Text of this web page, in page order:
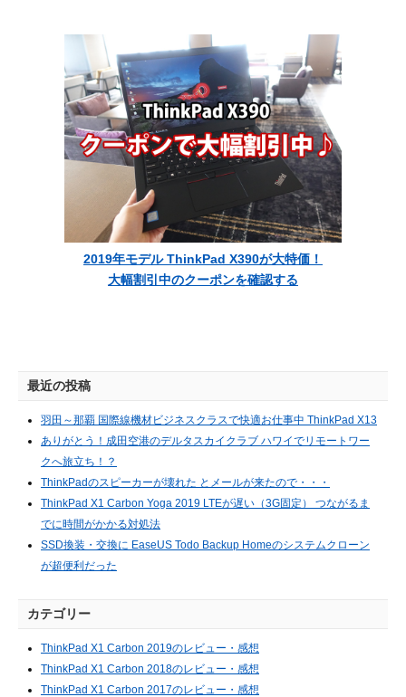
2019年モデル ThinkPad X390が大特価！
大幅割引中のクーポンを確認する
最近の投稿
羽田～那覇 国際線機材ビジネスクラスで快適お仕事中 ThinkPad X13
ありがとう！成田空港のデルタスカイクラブ ハワイでリモートワー
クへ旅立ち！？
ThinkPadのスピーカーが壊れた とメールが来たので・・・
ThinkPad X1 Carbon Yoga 2019 LTEが遅い（3G固定） つながるま
でに時間がかかる対処法
SSD換装・交換に EaseUS Todo Backup Homeのシステムクローン
が超便利だった
カテゴリー
ThinkPad X1 Carbon 2019のレビュー・感想
ThinkPad X1 Carbon 2018のレビュー・感想
ThinkPad X1 Carbon 2017のレビュー・感想